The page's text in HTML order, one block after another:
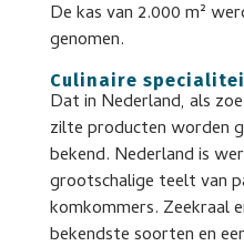
De kas van 2.000 m²
genomen.
Culinaire
Dat in Nederland, als
zilte producten worden
bekend. Nederland is
grootschalige teelt van
komkommers. Zeekraal
bekendste soorten en